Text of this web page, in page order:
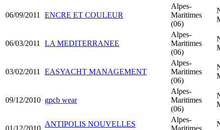
06/09/2011 ENCRE ET COULEUR
Alpes-
Maritimes
(06)
06/03/2011 LA MEDITERRANEE
Alpes-
Maritimes
(06)
03/02/2011 EASYACHT MANAGEMENT
Alpes-
Maritimes
(06)
09/12/2010 gpcb wear
Alpes-
Maritimes
(06)
01/12/2010
ANTIPOLIS NOUVELLES
Alpes-
Maritimes